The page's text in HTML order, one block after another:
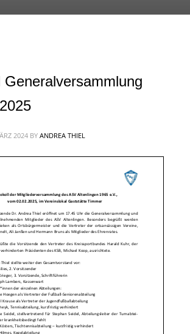
Generalversammlung
2024 BY ANDREA THIEL